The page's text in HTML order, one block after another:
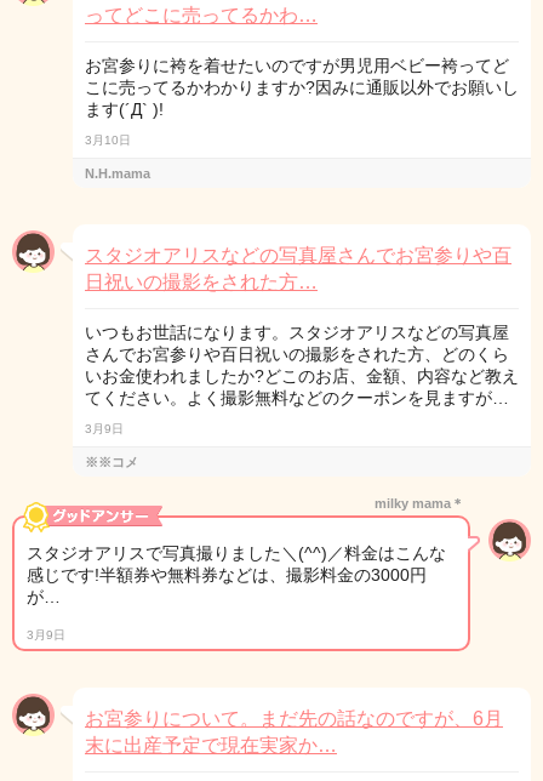
ってどこに売ってるかわ…
お宮参りに袴を着せたいのですが男児用ベビー袴ってど
こに売ってるかわかりますか?因みに通販以外でお願いし
ます(´Д` )!
3月10日
N.H.mama
スタジオアリスなどの写真屋さんでお宮参りや百
日祝いの撮影をされた方…
いつもお世話になります。スタジオアリスなどの写真屋
さんでお宮参りや百日祝いの撮影をされた方、どのくら
いお金使われましたか?どこのお店、金額、内容など教え
てください。よく撮影無料などのクーポンを見ますが…
3月9日
※※コメ
milky mama＊
スタジオアリスで写真撮りました＼(^^)／料金はこんな
感じです!半額券や無料券などは、撮影料金の3000円
が…
3月9日
お宮参りについて。まだ先の話なのですが、6月
末に出産予定で現在実家か…